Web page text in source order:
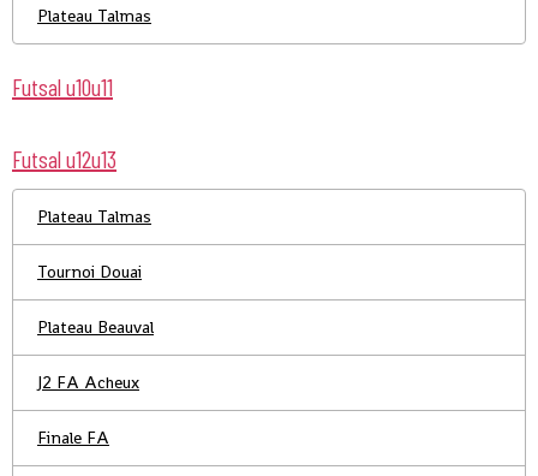
Plateau Talmas
Futsal u10u11
Futsal u12u13
Plateau Talmas
Tournoi Douai
Plateau Beauval
J2 FA Acheux
Finale FA